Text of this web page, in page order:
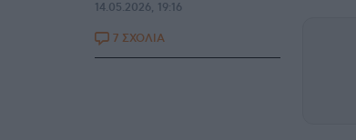
14.05.2026, 19:16
7 ΣΧΟΛΙΑ